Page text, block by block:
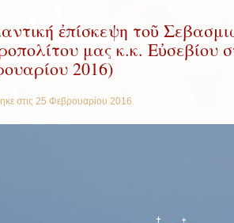
ἐπίσκεψη τοῦ
μας κ.κ. Εὐσεβίου
2016)
στις 25 Φεβρουαρίου 2016